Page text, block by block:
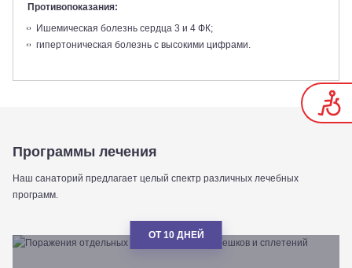
Противопоказания:
Ишемическая болезнь сердца 3 и 4 ФК;
гипертоническая болезнь с высокими цифрами.
Программы лечения
Наш санаторий предлагает целый спектр различных лечебных
программ.
ОТ 10 ДНЕЙ